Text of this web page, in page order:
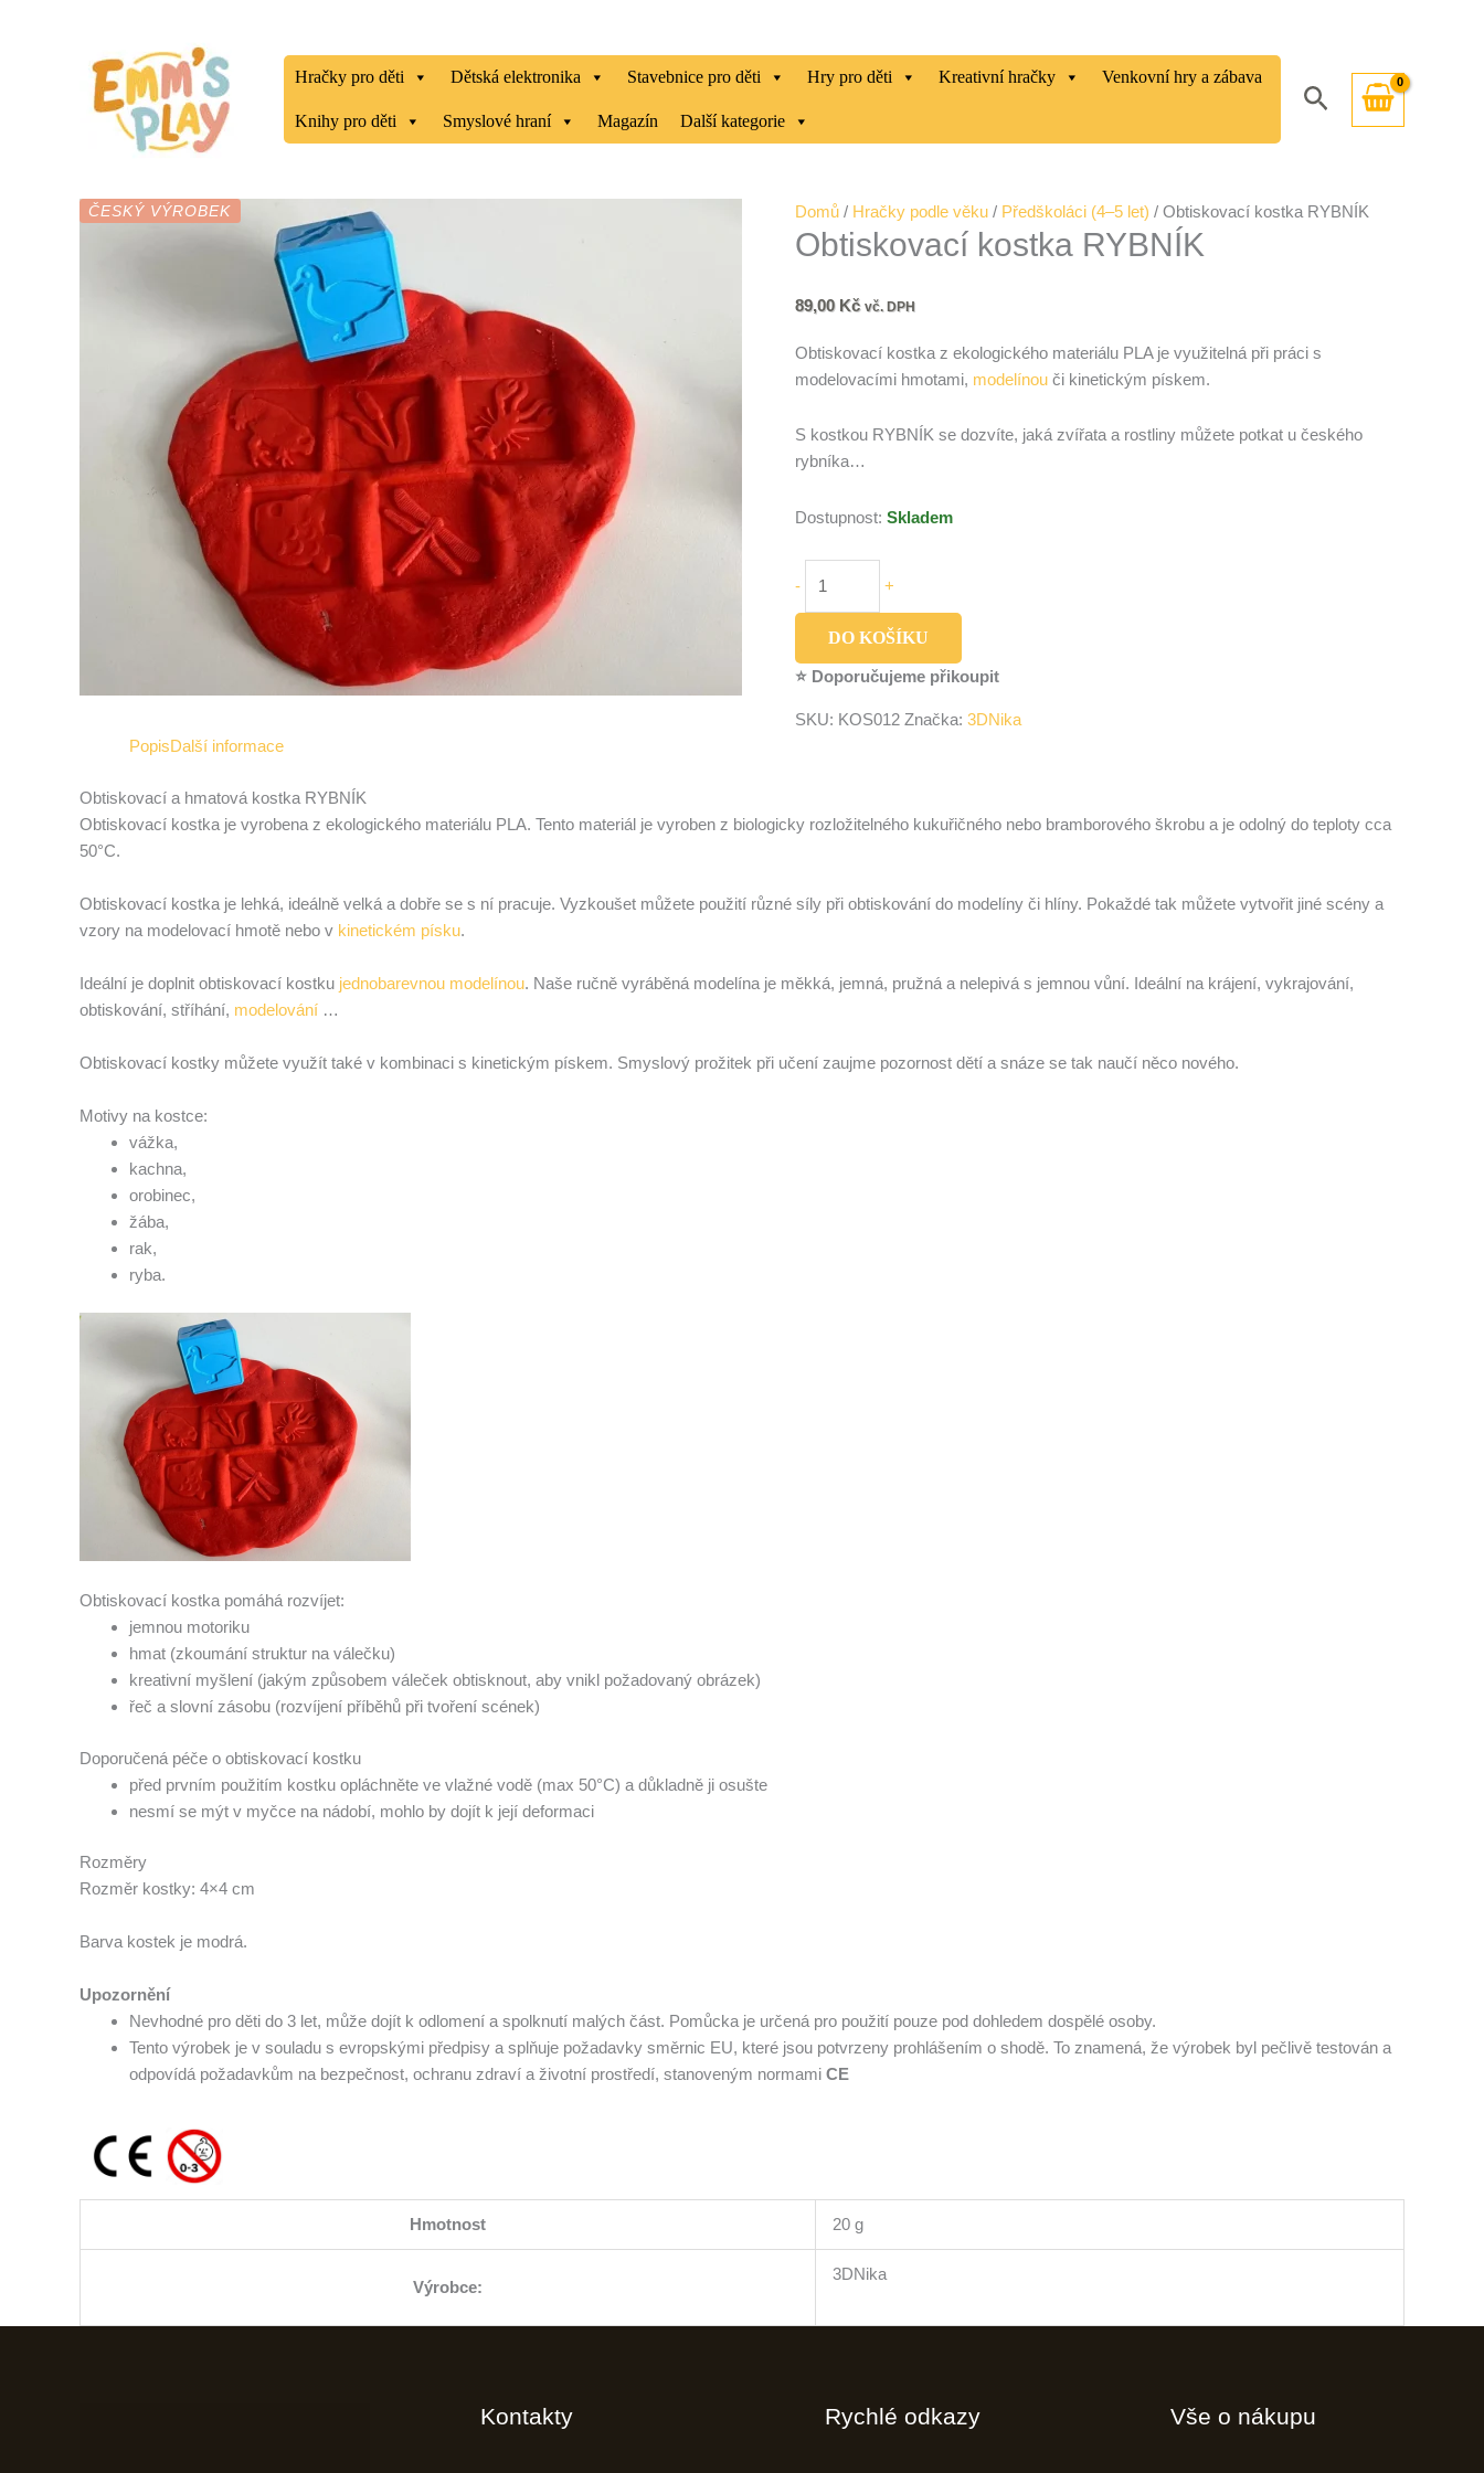
Hračky pro děti Dětská elektronika Stavebnice pro děti Hry pro děti Kreativní hračky Venkovní hry a zábava
Knihy pro děti Smyslové hraní Magazín Další kategorie
Hledat
ČESKÝ VÝROBEK Domů / Hračky podle věku / Předškoláci (4–5 let) / Obtiskovací kostka RYBNÍK
Obtiskovací kostka RYBNÍK
89,00 Kč vč. DPH
Obtiskovací kostka z ekologického materiálu PLA je využitelná při práci s
modelovacími hmotami, modelínou či kinetickým pískem.
S kostkou RYBNÍK se dozvíte, jaká zvířata a rostliny můžete potkat u českého
rybníka…
Dostupnost: Skladem
-
množství
+
DO KOŠÍKU
⭐ Doporučujeme přikoupit
SKU: KOS012 Značka: 3DNika
PopisDalší informace
Obtiskovací a hmatová kostka RYBNÍK
Obtiskovací kostka je vyrobena z ekologického materiálu PLA. Tento materiál je vyroben z biologicky rozložitelného kukuřičného nebo bramborového škrobu a je odolný do teploty cca
50°C.
Obtiskovací kostka je lehká, ideálně velká a dobře se s ní pracuje. Vyzkoušet můžete použití různé síly při obtiskování do modelíny či hlíny. Pokaždé tak můžete vytvořit jiné scény a
vzory na modelovací hmotě nebo v kinetickém písku.
Ideální je doplnit obtiskovací kostku jednobarevnou modelínou. Naše ručně vyráběná modelína je měkká, jemná, pružná a nelepivá s jemnou vůní. Ideální na krájení, vykrajování,
obtiskování, stříhání, modelování …
Obtiskovací kostky můžete využít také v kombinaci s kinetickým pískem. Smyslový prožitek při učení zaujme pozornost dětí a snáze se tak naučí něco nového.
Motivy na kostce:
vážka,
kachna,
orobinec,
žába,
rak,
ryba.
Obtiskovací kostka pomáhá rozvíjet:
jemnou motoriku
hmat (zkoumání struktur na válečku)
kreativní myšlení (jakým způsobem váleček obtisknout, aby vnikl požadovaný obrázek)
řeč a slovní zásobu (rozvíjení příběhů při tvoření scének)
Doporučená péče o obtiskovací kostku
před prvním použitím kostku opláchněte ve vlažné vodě (max 50°C) a důkladně ji osušte
nesmí se mýt v myčce na nádobí, mohlo by dojít k její deformaci
Rozměry
Rozměr kostky: 4×4 cm
Barva kostek je modrá.
Upozornění
Nevhodné pro děti do 3 let, může dojít k odlomení a spolknutí malých část. Pomůcka je určená pro použití pouze pod dohledem dospělé osoby.
Tento výrobek je v souladu s evropskými předpisy a splňuje požadavky směrnic EU, které jsou potvrzeny prohlášením o shodě. To znamená, že výrobek byl pečlivě testován a
odpovídá požadavkům na bezpečnost, ochranu zdraví a životní prostředí, stanoveným normami CE
Hmotnost 20 g
Výrobce:
3DNika
Kontakty Rychlé odkazy Vše o nákupu